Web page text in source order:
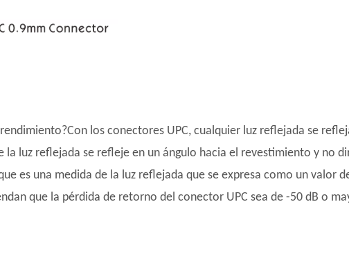
los conectores UPC, cualquier luz reflejada se
la luz reflejada se refleje en un ángulo hacia el revestimiento y no
es una medida de la luz reflejada que se expresa como un valor
que la pérdida de retorno del conector UPC sea de -50 dB o